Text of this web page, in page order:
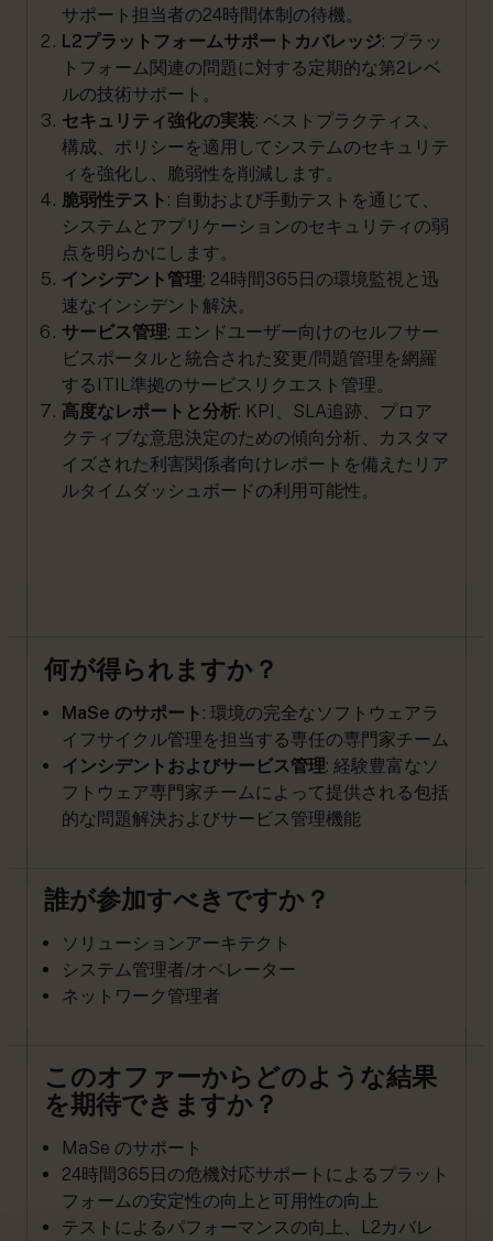
サポート担当者の24時間体制の待機。
L2プラットフォームサポートカバレッジ: プラッ
トフォーム関連の問題に対する定期的な第2レベ
ルの技術サポート。
セキュリティ強化の実装: ベストプラクティス、
構成、ポリシーを適用してシステムのセキュリテ
ィを強化し、脆弱性を削減します。
脆弱性テスト : 自動および手動テストを通じて、
システムとアプリケーションのセキュリティの弱
点を明らかにします。
インシデント管理: 24時間365日の環境監視と迅
速なインシデント解決。
サービス管理: エンドユーザー向けのセルフサー
ビスポータルと統合された変更/問題管理を網羅
するITIL準拠のサービスリクエスト管理。
高度なレポートと分析: KPI、SLA追跡、プロア
クティブな意思決定のための傾向分析、カスタマ
イズされた利害関係者向けレポートを備えたリア
ルタイムダッシュボードの利用可能性。
何が得られますか？
MaSe のサポート : 環境の完全なソフトウェアラ
イフサイクル管理を担当する専任の専門家チーム
インシデントおよびサービス管理: 経験豊富なソ
フトウェア専門家チームによって提供される包括
的な問題解決およびサービス管理機能
誰が参加すべきですか？
ソリューションアーキテクト
システム管理者/オペレーター
ネットワーク管理者
このオファーからどのような結果
を期待できますか？
MaSe のサポート
24時間365日の危機対応サポートによるプラット
フォームの安定性の向上と可用性の向上
テストによるパフォーマンスの向上、L2カバレ